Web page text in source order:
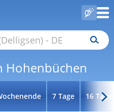
Hohenbüchen
7 Tage 16 Tage